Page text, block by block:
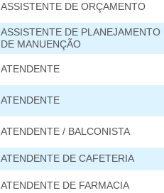
ASSISTENTE DE ORÇAMENTO
ASSISTENTE DE PLANEJAMENTO
DE MANUENÇÃO
ATENDENTE
ATENDENTE
ATENDENTE / BALCONISTA
ATENDENTE DE CAFETERIA
ATENDENTE DE FARMACIA